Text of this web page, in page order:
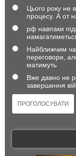
Цього року не
процесу. А от
рф навпаки
Найближчим
переговори,
матимуть
Вже давно не
завершення